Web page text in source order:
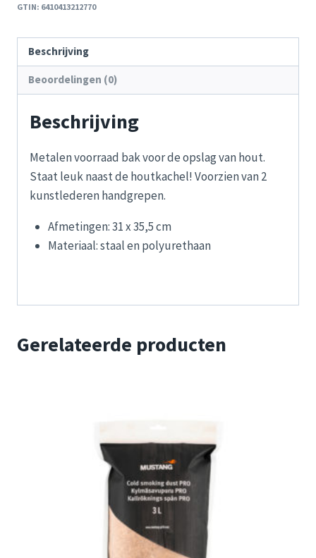
GTIN: 6410413212770
Beschrijving
Beoordelingen (0)
Beschrijving
Metalen voorraad bak voor de opslag van hout.
Staat leuk naast de houtkachel! Voorzien van 2
kunstlederen handgrepen.
Afmetingen: 31 x 35,5 cm
Materiaal: staal en polyurethaan
Gerelateerde producten